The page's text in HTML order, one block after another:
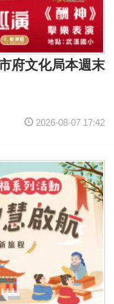
府文化局本週末
2026-08-07 17:42